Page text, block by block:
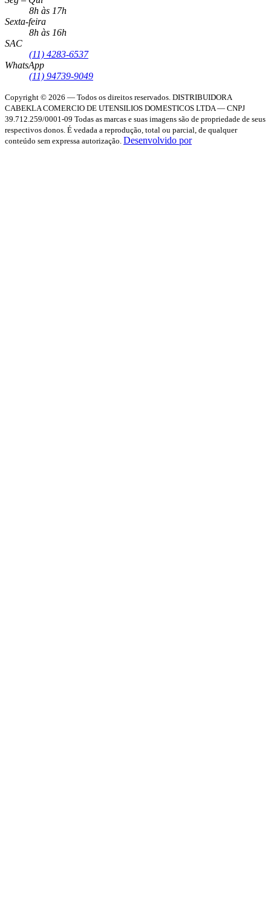
8h às 17h
Sexta-feira
8h às 16h
SAC
(11) 4283-6537
WhatsApp
(11) 94739-9049
Copyright © 2026 — Todos os direitos reservados. DISTRIBUIDORA
CABEKLA COMERCIO DE UTENSILIOS DOMESTICOS LTDA — CNPJ
39.712.259/0001-09 Todas as marcas e suas imagens são de propriedade de seus
respectivos donos. É vedada a reprodução, total ou parcial, de qualquer
conteúdo sem expressa autorização. Desenvolvido por